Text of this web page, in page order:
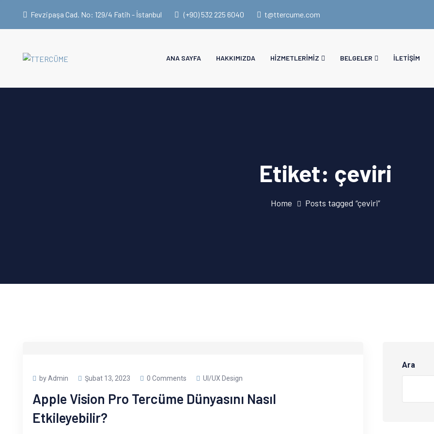
Fevzipaşa Cad. No: 129/4 Fatih - İstanbul (+90) 532 225 6040 t@ttercume.com
ANA SAYFA HAKKIMIZDA HIZMETLERIMIZ BELGELER İLETIŞIM
Etiket: çeviri
Home Posts tagged “çeviri”
by Admin Şubat 13, 2023 0 Comments UI/UX Design
Apple Vision Pro Tercüme Dünyasını Nasıl
Etkileyebilir?
Ara